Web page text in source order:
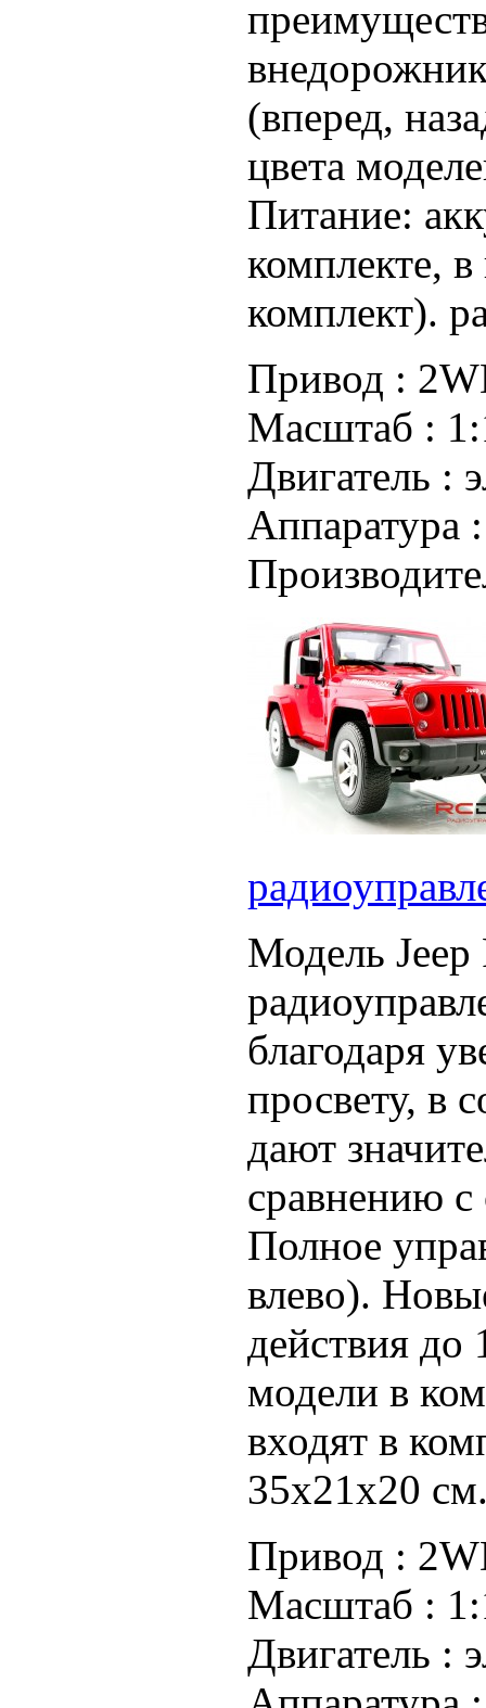
(вперед,
цвета
Питание:
комплекте, в
комплект).
Привод :
Масштаб :
Двигатель :
Аппаратура
Модель
благодаря
просвету, в
дают
сравнению
Полное
влево).
действия до
модели в
входят в
35х21х20
Привод :
Масштаб :
Двигатель :